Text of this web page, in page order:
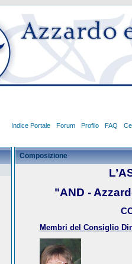
Indice Portale Forum Profilo FAQ
Composizione
"AND -
Membri del Consiglio